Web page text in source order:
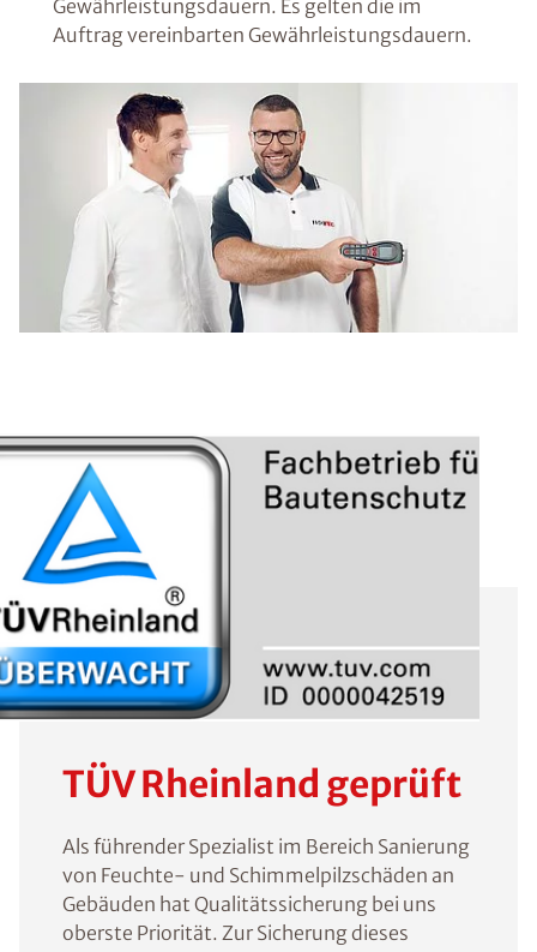
Gewährleistungsdauern. Es gelten die im
Auftrag vereinbarten Gewährleistungsdauern.
TÜV Rheinland geprüft
Als führender Spezialist im Bereich Sanierung
von Feuchte- und Schimmelpilzschäden an
Gebäuden hat Qualitätssicherung bei uns
oberste Priorität. Zur Sicherung dieses